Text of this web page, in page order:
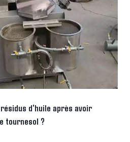
d'huile après avoir
tournesol ?